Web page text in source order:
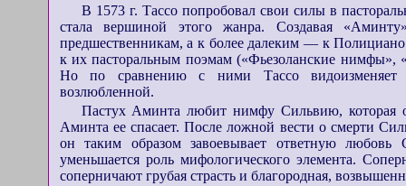
В 1573 г. Тассо попробовал свои силы в
стала вершиной этого жанра. Создавая
предшественникам, а к более далеким — к
к их пасторальным поэмам («Фьезоланские
Но по сравнению с ними Тассо видоизменяет
возлюбленной.
Пастух Аминта любит нимфу Сильвию, которая
Аминта ее спасает. После ложной вести о смерти
он таким образом завоевывает ответную
уменьшается роль мифологического элемента.
соперничают грубая страсть и благородная,